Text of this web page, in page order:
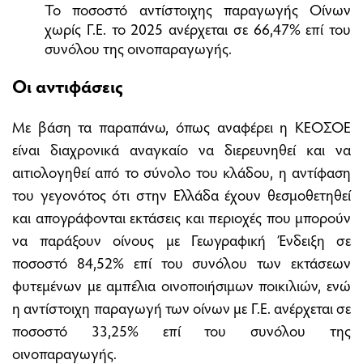
Το ποσοστό αντίστοιχης παραγωγής Οίνων
χωρίς Γ.Ε. το 2025 ανέρχεται σε 66,47% επί του
συνόλου της οινοπαραγωγής.
Οι αντιφάσεις
Με βάση τα παραπάνω, όπως αναφέρει η ΚΕΟΣΟΕ
είναι διαχρονικά αναγκαίο να διερευνηθεί και να
αιτιολογηθεί από το σύνολο του κλάδου, η αντίφαση
του γεγονότος ότι στην Ελλάδα έχουν θεσμοθετηθεί
και απογράφονται εκτάσεις και περιοχές που μπορούν
να παράξουν οίνους με Γεωγραφική Ένδειξη σε
ποσοστό 84,52% επί του συνόλου των εκτάσεων
φυτεμένων με αμπέλια οινοποιήσιμων ποικιλιών, ενώ
η αντίστοιχη παραγωγή των οίνων με Γ.Ε. ανέρχεται σε
ποσοστό 33,25% επί του συνόλου της
οινοπαραγωγής.